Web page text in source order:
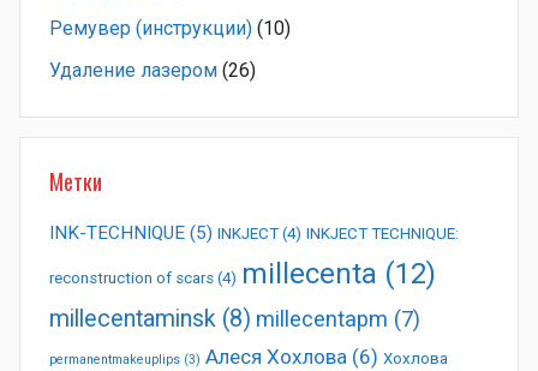
Ремувер (инструкции) (10)
Удаление лазером (26)
Метки
INK-TECHNIQUE (5) INKJECT (4) INKJECT TECHNIQUE:
reconstruction of scars (4) millecenta (12)
millecentaminsk (8) millecentapm (7)
permanentmakeuplips (3) Алеся Хохлова (6) Хохлова